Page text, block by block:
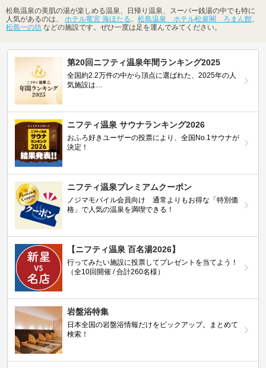
松島温泉の美肌の湯が楽しめる温泉、日帰り温泉、スーパー銭湯の中でも特に
人気があるのは、 ホテル竜宮 海ほたる、 松島温泉 ホテル松泉閣 ろまん館、
松島一の坊 などの施設です。ぜひ一度は足を運んでみてください。
第20回ニフティ温泉年間ランキング2025
全国約2.2万件の中から頂点に選ばれた、2025年の人
気施設は…
ニフティ温泉 サウナランキング2026
おふろ好きユーザーの投票により、全国No.1サウナが
決定！
ニフティ温泉プレミアムクーポン
ノジマモバイル会員向け 通常よりもお得な「特別価
格」で人気の温泉を満喫できる！
【ニフティ温泉 百名湯2026】
行ってみたい施設に投票してプレゼントを当てよう！
（全10回開催 / 合計260名様）
岩盤浴特集
日本全国の岩盤浴情報だけをピックアップ。まとめて
検索！